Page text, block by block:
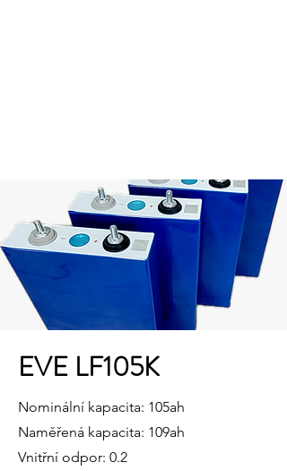
EVE LF105K
Nominální kapacita: 105ah
Naměřená kapacita: 109ah
Vnitřní odpor: 0.2